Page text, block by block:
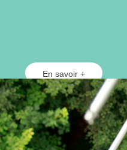
En savoir +